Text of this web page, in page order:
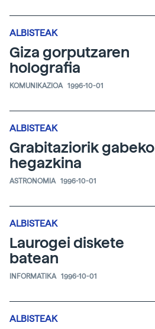
ALBISTEAK
Giza gorputzaren
holografia
KOMUNIKAZIOA 1996-10-01
ALBISTEAK
Grabitaziorik gabeko
hegazkina
ASTRONOMIA 1996-10-01
ALBISTEAK
Laurogei diskete
batean
INFORMATIKA 1996-10-01
ALBISTEAK